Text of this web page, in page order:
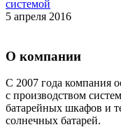
системой
5 апреля 2016
О компании
С 2007 года компания
с производством
батарейных шкафов и
солнечных батарей.